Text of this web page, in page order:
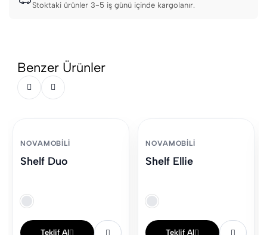
Stoktaki ürünler 3-5 iş günü içinde kargolanır.
Benzer Ürünler
NOVAMOBILI
Shelf Duo
Teklif Al
NOVAMOBILI
Shelf Ellie
Teklif Al